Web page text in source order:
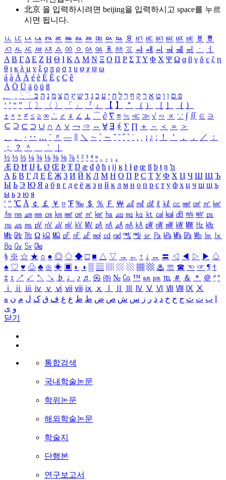
北京 을 입력하시려면 beijing을 입력하시고 space를 누르
시면 됩니다.
ㅥ ㅦ ㅧ ㅨ ㅩ ㅪ ㅫ ㅬ ㅭ ㅮ ㅯ ㅰ ㅱ ㅲ ㅳ ㅴ ㅵ ㅶ ㅷ ㅸ
ㅹ
ㅺ ㅻ ㅼ ㅽ ㅾ ㅿ ㆀ ㆁ ㆂ ㆃ ㆄ ㆅ ㆆ ㆇ ㆈ ㆉ ㆊ ㆋ ㆌ ㆍ
ㆎ
Α Β ΓΔ Ε Ζ Η Θ Ι ΚΛ Μ Ν Ξ Ο Π Ρ Σ ΤΥ Φ Χ Ψ Ω α β γ δ ε ζ η
θ ι κ λ μ ν ξ ο π ρ σ τ υ φ χ ψ ω
á à Á À é è É È ç Ç ê
Ä Ö Ü ä ö ü ß
ִֶֹ ֻּ ׁׂ פ ם ן ו ט א ר ק ף ך ל ח י ע כ ג ד ש ץ ת צ מ נ ה ב
‘ ’ “ ” 〔 〕 〈 〉 「 」 『 』 【 】 ＂ （ ） ［ ］ ｛ ｝
± × ÷ ≠ ≤ ≥ ∞ ∴ ♂ ♀ ∠ ⊥ ⌒ ∂ ∇ ≡ ≒ ≪ ≫ √ ∽ ∝ ∵ ∫ ∬ ∈ ∋
⊆ ⊇ ⊂ ⊃ ∪ ∩ ∧ ∨ ￢ ⇒ ⇔ ∀ ∃ ∮ ∑ ∏ ＋ － ＜ ＝
＞
、
。 · ‥ … ¨ 〃 ― ＼ ∼ ´ ～ ˇ ˘ ˝ ˚ ˙ ¸ ¡ ¿ ː ！ ＇ ， ． ／
：
；
？ ＾ ｀
½ ⅓ ⅔ ¼ ¾ ⅛ ⅜ ⅝ ⅞ ¹ ² ³ ⁴ ⁿ ₁ ₂ ₃ ₄
Æ Ð Ħ Ĳ Ł Ø Œ Þ Ŧ Ŋ æ đ ð ħ ı ĳ ĸ ŀ ł ø œ ß þ ŧ ŋ ŉ
А Б В Г Д Е Ё Ж З И Й К Л М Н О П Р С Т У Ф Х Ц Ч Ш Щ Ъ
Ы Ь Э Ю Я а б в г д е ё ж з и й к л м н о п р с т у ф х ц ч ш щ ъ
ы ь э ю я
′ ″ ℃ Å ￠ ￡ ￥ ¤ ℉ ‰ ＄ ％ Ｆ ￦ ㎕ ㎖ ㎗ ℓ ㎘ ㏄ ㎣ ㎤ ㎥ ㎦
㎙ ㎚ ㎛ ㎜ ㎝ ㎞ ㎟ ㎠ ㎡ ㎢ ㏊ ㎍ ㎎ ㎏ ㏏ ㎈ ㎉ ㏈ ㎧ ㎨ ㎰
㎱ ㎲ ㎳ ㎴ ㎵ ㎶ ㎷ ㎸ ㎹ ㎀ ㎁ ㎂ ㎃ ㎄ ㎺ ㎻ ㎽ ㎾ ㎿ ㎐ ㎑
㎒ ㎓ ㎔ Ω ㏀ ㏁ ㎊ ㎋ ㎌ ㏖ ㏅ ㎭ ㎮ ㎯ ㏛ ㎩ ㎪ ㎫ ㎬ ㏝ ㏐
㏓
㏃ ㏉ ㏜ ㏆
§ ※ ☆ ★ ○ ● ◎ ◇ ◆ □ ■ △ ▽ → ← ↑ ↓ ↔ 〓 ◁ ◀ ▷ ▶ ♤
♠ ♡ ♥ ♧ ♣ ⊙ ◈ ▣ ◐ ◑ ▒ ▤ ▨ ▧ ▦ ▩ ♨ ☏ ☎ ☜ ☞ ¶ †
‡ ↕ ↗ ↙ ↖ ↘ ♭ ♩ ♪ ♬ ㉿ ㈜ № ㏇ ™ ㏂ ㏘ ℡ ＃ ＆ ＊ ＠ ª º
ⅰ
ⅱ ⅲ ⅳ ⅴ ⅵ ⅶ ⅷ ⅸ ⅹ Ⅳ Ⅴ Ⅵ Ⅶ Ⅷ Ⅸ Ⅹ
ب ت ث ج ح خ د ذ ر ز س ش ص ض ط ظ ع غ ف ق ک ل م ن ه
و ی
닫기
통합검색
국내학술논문
학위논문
해외학술논문
학술지
단행본
연구보고서